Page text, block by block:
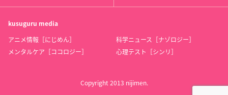
kusuguru media
アニメ情報［にじめん］
科学ニュース［ナゾロジー］
メンタルケア［ココロジー］
心理テスト［シンリ］
Copyright 2013 nijimen.